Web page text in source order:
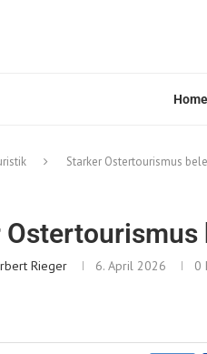
Home
Starker Ostertourismus
Rieger 6. April 2026 0